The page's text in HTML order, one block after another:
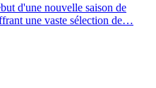
d'une nouvelle saison de
une vaste sélection de…